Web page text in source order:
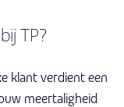
bij TP?
klant verdient een
meertaligheid